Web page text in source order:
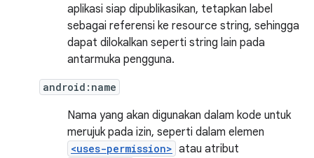
aplikasi siap dipublikasikan, tetapkan label
sebagai referensi ke resource string, sehingga
dapat dilokalkan seperti string lain pada
antarmuka pengguna.
android:name
Nama yang akan digunakan dalam kode untuk
merujuk pada izin, seperti dalam elemen
<uses-permission> atau atribut